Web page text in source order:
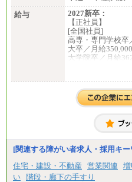
給与
2027新卒：
【正社員】
[全国社員]
高専・専門学校卒
大卒／月給
大学院卒／月給
[地域社員]月給
【正社員】
[全国社員]月給
[地域社員]月給
【契約社員】月給
[関連する障がい者求人・採用キ
住宅・建設・不動産
営業関連
い 階段・廊下の手すり